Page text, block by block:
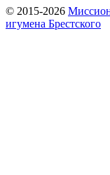
© 2015-2026
игумена Брестского